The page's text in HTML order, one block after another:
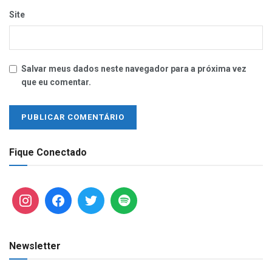
Site
Salvar meus dados neste navegador para a próxima vez
que eu comentar.
Fique Conectado
Newsletter